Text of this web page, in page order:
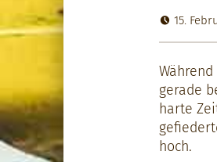
15.
ger­ade
harte
hoch.